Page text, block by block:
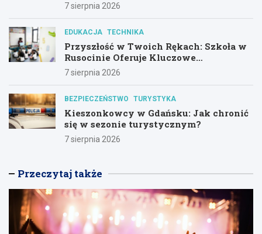
7 sierpnia 2026
EDUKACJA TECHNIKA
Przyszłość w Twoich Rękach: Szkoła w
Rusocinie Oferuje Kluczowe
Umiejętności
7 sierpnia 2026
BEZPIECZEŃSTWO TURYSTYKA
Kieszonkowcy w Gdańsku: Jak chronić
się w sezonie turystycznym?
7 sierpnia 2026
Przeczytaj także